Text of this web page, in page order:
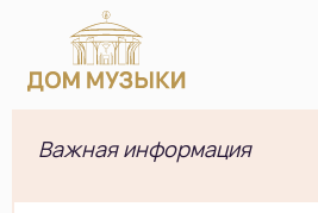
Важная информация